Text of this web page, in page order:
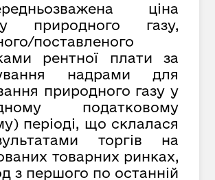
ціна
природного газу,
поставленого
рентної плати за
надрами для
природного газу у
податковому
періоді, що склалася
торгів на
товарних ринках,
з першого по останній